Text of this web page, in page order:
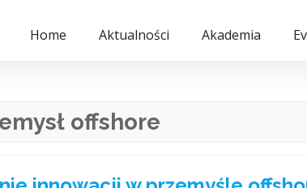
Home Aktualności Akademia
offshore